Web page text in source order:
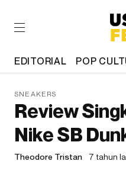
EDITORIAL POP
SNEAKERS
Review
Nike SB
Theodore Tristan 7 tahun